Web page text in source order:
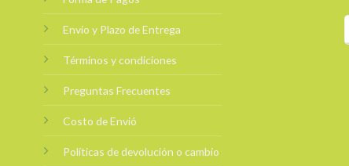
Envio y Plazo de Entrega
Términos y condiciones
Preguntas Frecuentes
Costo de Envió
Políticas de devolución o cambio